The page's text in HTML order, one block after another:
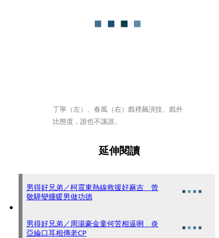
丁寧（左）、春風（右）戲裡飆演技、戲外
比態度，誰也不讓誰。
延伸閱讀
男得好兄弟／柯震東熱線救援好麻吉 曾
敬驊變腫暖男做功德
男得好兄弟／周湯豪金童何苦相逼咧 炎
亞綸口耳相傳老CP